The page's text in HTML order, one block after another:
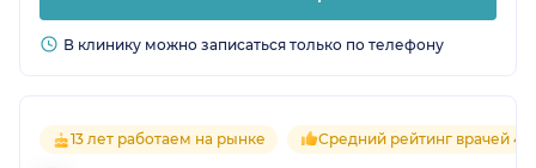
В клинику можно записаться только по телефону
13 лет работаем на рынке Средний рейтинг врачей 4.6